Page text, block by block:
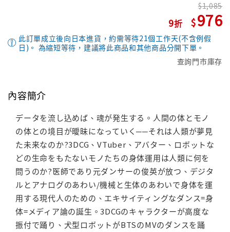
9
1,085
976
此訂單成立後向日本進貨，約需等待21個工作天(不含例假
日)。 為縮短等待，建議將此商品和其他商品分開下單。
查詢門市庫存
內容簡介
データを流し込めば、魂が発生する。人間の体とモノ
の体との境目が曖昧になっていく──それは人類が夢見
た未来なのか?3DCG、VTuber、アバター、ロボットな
どの生命をもたないモノたちの身体運用は人類に何を
問うのか?医師であり元ダンサーの俊英が放つ、デジタ
ルとアナログのあわい/機械と生体のあわいで身体を運
用する現代人のための、エキサイティングなダンス=身
体=メディア論の誕生。3DCGのキャラクターが高度な
振付で踊り、犬型ロボットがBTSのMVのダンスを踊